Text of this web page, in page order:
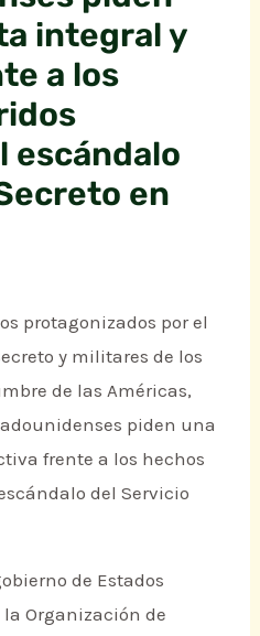
integral y
a los
escándalo
en
protagonizados por el
y militares de los
de las Américas,
piden una
frente a los hechos
del Servicio
de Estados
la Organización de